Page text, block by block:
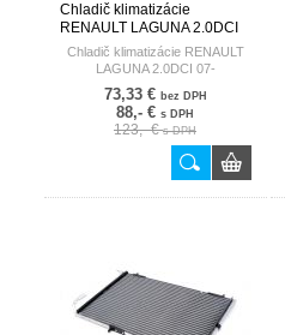
Chladič klimatizácie
RENAULT LAGUNA 2.0DCI
07- HART
Chladič klimatizácie RENAULT
LAGUNA 2.0DCI 07-
73,33 € bez DPH
88,- € s DPH
123,- €s DPH